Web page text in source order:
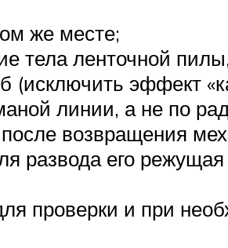
же месте;
тела ленточной
(исключить эффект
линии, а не по
возвращения
развода его
проверки и при